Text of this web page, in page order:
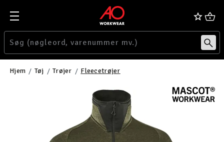
Hjem Tøj Trøjer Fleecetrøjer